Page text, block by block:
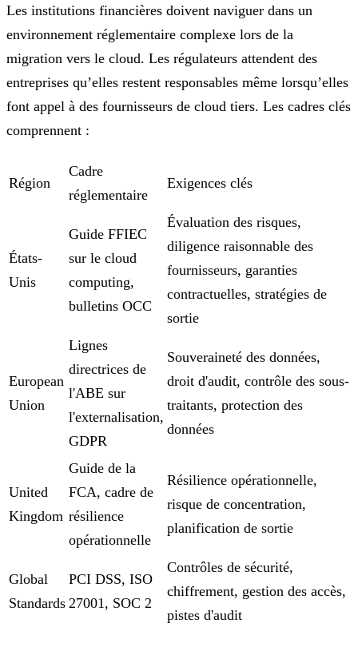
Les institutions financières doivent naviguer dans un
environnement réglementaire complexe lors de la
migration vers le cloud. Les régulateurs attendent des
entreprises qu’elles restent responsables même lorsqu’elles
font appel à des fournisseurs de cloud tiers. Les cadres clés
comprennent :
Région
Cadre
réglementaire
Exigences clés
États-
Unis
Guide FFIEC
sur le cloud
computing,
bulletins OCC
Évaluation des risques,
diligence raisonnable des
fournisseurs, garanties
contractuelles, stratégies de
sortie
European
Union
Lignes
directrices de
l'ABE sur
l'externalisation,
GDPR
Souveraineté des données,
droit d'audit, contrôle des sous-
traitants, protection des
données
United
Kingdom
Guide de la
FCA, cadre de
résilience
opérationnelle
Résilience opérationnelle,
risque de concentration,
planification de sortie
Global
Standards
PCI DSS, ISO
27001, SOC 2
Contrôles de sécurité,
chiffrement, gestion des accès,
pistes d'audit